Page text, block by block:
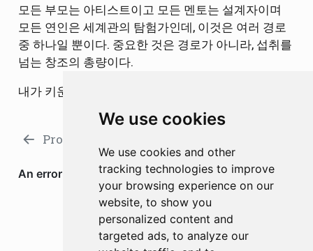
We use cookies
We use cookies and other
tracking technologies to improve
your browsing experience on our
website, to show you
personalized content and
targeted ads, to analyze our
모든 부모는 아티스트이고 모든 멘토는 설계자이며
모든 연인은 세계관의 탐험가인데, 이것은 여러 경로
중 하나일 뿐이다. 중요한 것은 경로가 아니라, 섭취를
넘는 창조의 총량이다.
내가 키운 자가 창조할 때, 상환은 완료된다.
Project Doctor K